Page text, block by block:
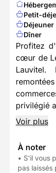
Petit-
Déjeuner
Dîner
Profitez
cœur de
Lauvitel.
privilégié
Voir plus
À noter
• S'il vous
pas